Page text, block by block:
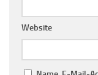
Website